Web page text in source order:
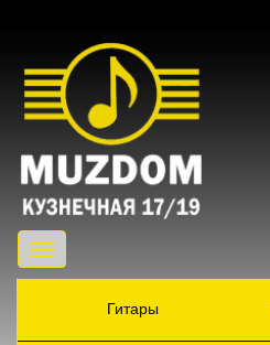
Toggle
navigation
Гитары